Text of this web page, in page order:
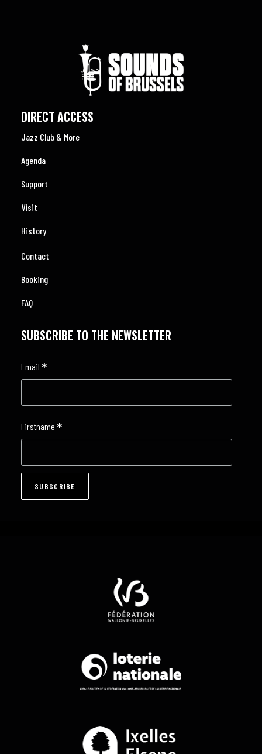
DIRECT ACCESS
Jazz Club & More
Agenda
Support
Visit
History
Contact
Booking
FAQ
SUBSCRIBE TO THE NEWSLETTER
Email *
Firstname *